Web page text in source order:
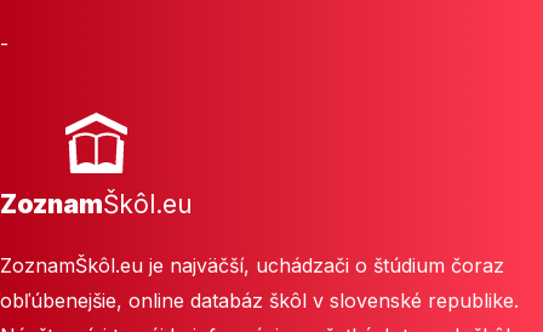
-
ZoznamŠkôl.eu
ZoznamŠkôl.eu je najväčší, uchádzači o štúdium čoraz
obľúbenejšie, online databáz škôl v slovenské republike.